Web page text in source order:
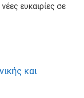
ευκαιρίες σε
και